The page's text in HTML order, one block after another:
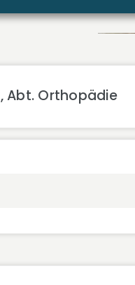
Abt. Orthopädie